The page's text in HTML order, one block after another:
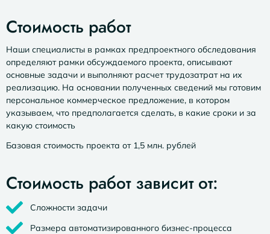
Стоимость работ
Наши специалисты в рамках предпроектного обследования
определяют рамки обсуждаемого проекта, описывают
основные задачи и выполняют расчет трудозатрат на их
реализацию. На основании полученных сведений мы готовим
персональное коммерческое предложение, в котором
указываем, что предполагается сделать, в какие сроки и за
какую стоимость
Базовая стоимость проекта от 1,5 млн. рублей
Стоимость работ зависит от:
Сложности задачи
Размера автоматизированного бизнес-процесса